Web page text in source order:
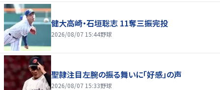
健大高崎・石垣聡志 11奪三振完投
2026/08/07 15:44野球
聖隷注目左腕の振る舞いに「好感」の声
2026/08/07 15:33野球